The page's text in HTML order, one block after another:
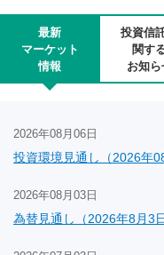
最新
マーケット
情報
投資信
関す
お知ら
2026年08月06日
投資環境見通し（2026年
2026年08月03日
為替見通し（2026年8月3日